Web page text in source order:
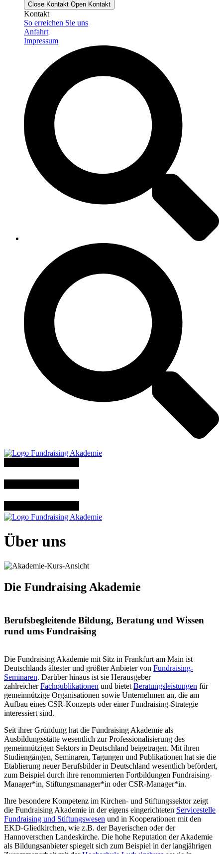
Close Kontakt Open Kontakt
Kontakt
So erreichen Sie uns
Anfahrt
Impressum
Über uns
Die Fundraising Akademie
Berufsbegleitende Bildung, Beratung und Wissen
rund ums Fundraising
Die Fundraising Akademie mit Sitz in Frankfurt am Main ist
Deutschlands ältester und größter Anbieter von Fundraising-
Seminaren. Darüber hinaus ist sie Herausgeber
zahlreicherFachpublikationen und bietet Beratungsleistungen für
gemeinnützige Organisationen sowie Unternehmen an, die am
Aufbau eines CSR-Konzepts oder einer Fundraising-Strategie
interessiert sind.
Seit ihrer Gründung hat die Fundraising Akademie als
Ausbildungsstätte wesentlich zur Professionalisierung des
gemeinnützigen Sektors in Deutschland beigetragen. Mit ihren
Studiengängen, Seminaren, Tagungen und Publikationen hat sie die
Etablierung neuer Berufsbilder in Deutschland wesentlich befördert,
zum Beispiel durch ihre renommierten Fortbildungen Fundraising-
Manager*in, Stiftungsmanager*in oder CSR-Manager*in.
Ihre besondere Kompetenz im Kirchen- und Stiftungssektor zeigt
die Fundraising Akademie in der eigens eingerichteten Servicestelle
Fundraising und Stiftungswesen und in Kooperationen mit den
EKD-Gliedkirchen, wie z.B. der Bayerischen oder der
Hannoverschen Landeskirche. Die hohe Reputation der Akademie
als Bildungsanbieter spiegelt sich zum Beispiel in der langjährigen